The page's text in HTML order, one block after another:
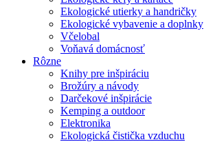
Ekologické utierky a handričky
Ekologické vybavenie a doplnky
Včelobal
Voňavá domácnosť
Rôzne
Knihy pre inšpiráciu
Brožúry a návody
Darčekové inšpirácie
Kemping a outdoor
Elektronika
Ekologická čistička vzduchu